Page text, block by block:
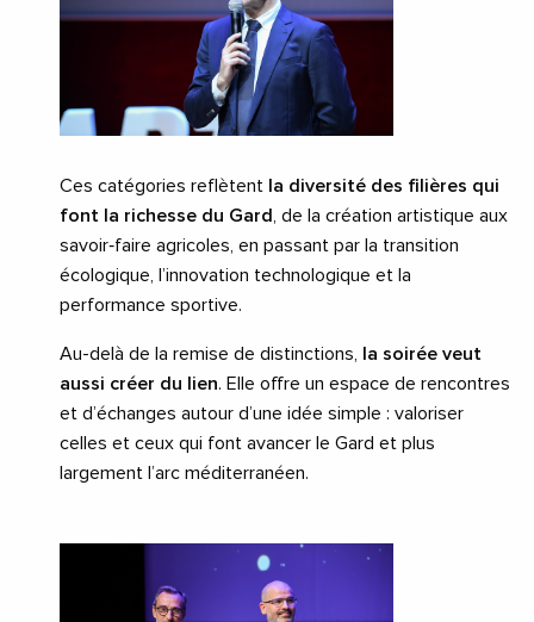
Ces catégories reflètent
la diversité des filières qui
font la richesse du Gard
, de la création artistique aux
savoir‑faire agricoles, en passant par la transition
écologique, l’innovation technologique et la
performance sportive.
Au-delà de la remise de distinctions,
la soirée veut
aussi créer du lien. Elle offre un espace de rencontres
et d’échanges autour d’une idée simple : valoriser
celles et ceux qui font avancer le Gard et plus
largement l’arc méditerranéen.